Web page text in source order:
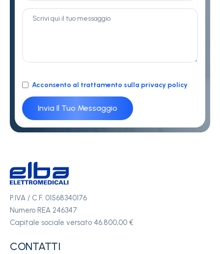
Acconsento al trattamento sulla privacy policy
P.IVA / C.F. 01568340176
Numero REA 246347
Capitale sociale versato 46.800,00 €
CONTATTI